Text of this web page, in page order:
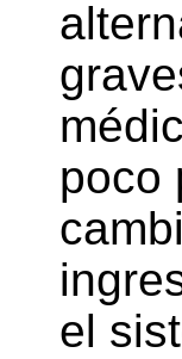
poco
el